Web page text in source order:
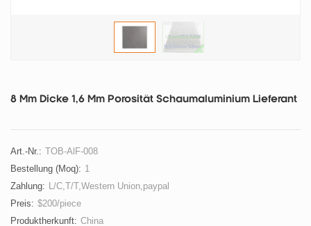
8 Mm Dicke 1,6 Mm Porosität Schaumaluminium Lieferant
Art.-Nr.: TOB-AlF-008
Bestellung (moq): 1
Zahlung: L/C,T/T,Western Union,paypal
Preis: $200/piece
Produktherkunft: China